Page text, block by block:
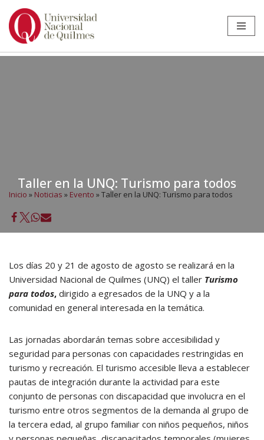
Ir
Taller en la UNQ: Turismo para todos
Inicio » Noticias » Evento »Taller en la UNQ: Turismo para todos
Los días 20 y 21 de agosto de agosto se realizará en la
Universidad Nacional de Quilmes (UNQ) el taller Turismo
para todos, dirigido a egresados de la UNQ y a la
comunidad en general interesada en la temática.
Las jornadas abordarán temas sobre accesibilidad y
seguridad para personas con capacidades restringidas en
turismo y recreación. El turismo accesible lleva a establecer
pautas de integración durante la actividad para este
conjunto de personas con discapacidad que involucra en el
turismo entre otros segmentos de la demanda al grupo de
la tercera edad, al grupo familiar con niños pequeños, niños